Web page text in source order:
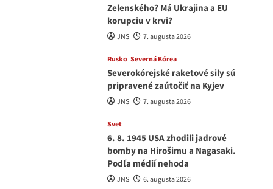
Zelenského? Má Ukrajina a EU
korupciu v krvi?
JNS 7. augusta 2026
Rusko Severná Kórea
Severokórejské raketové sily sú
pripravené zaútočiť na Kyjev
JNS 7. augusta 2026
Svet
6. 8. 1945 USA zhodili jadrové
bomby na Hirošimu a Nagasaki.
Podľa médií nehoda
JNS 6. augusta 2026